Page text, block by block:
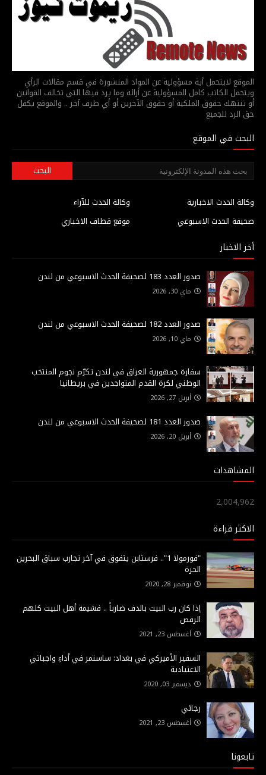
الموقع لايتحمل أية مسؤولية عن المواد المنشورة في قسم مقالات الرأي
ويتحمل الكاتب كامل المسؤولية عن أرائه وما يرد فيها التي تخالف القوانين
أو تنتهك حقوق الملكية أو حقوق الآخرين أو أي طرف آخر .. والموقع يكفل
حق الرد للجميع
البحث في الموقع
وكالة الحدث للآراء
وكالة الحدث الاخبارية
موقع قطاف الاخباري
صحيفة الحدث الاسبوعي
أخر الاخبار
صدور العدد 183 لصحيفة الحدث الاسبوعي من لندن
ماي 30, 2026
صدور العدد 182 لصحيفة الحدث الاسبوعي من لندن
ماي 10, 2026
سفارة جمهورية العراق في لندن تكرّم نجوم المنتخب
الوطني لكرة القدم المتواجدين في بريطانيا
أبريل 27, 2026
صدور العدد 181 لصحيفة الحدث الاسبوعي من لندن
أبريل 20, 2026
المشاهدات
2,004,962
الاكثر قراءة
"فورمولا 1".. فرستابن يتفوق في آخر تجارب سباق البحرين
الحرة
نوفمبر 28, 2020
إذا كان رب البيت بالدف ضارباً .. فشيمة أهل البيت كلهم
الرقص
أغسطس 23, 2021
السفير الأميركي في بغداد: ساستمر في أداءِ واجباتي
الاعتيادية
ديسمبر 03, 2020
رجائي
أغسطس 23, 2021
تابعونا